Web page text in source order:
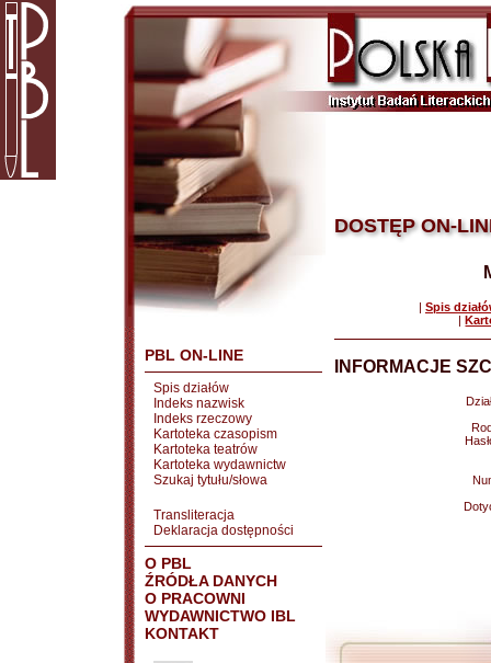
PBL ON-LINE
Spis działów
Indeks nazwisk
Indeks rzeczowy
Kartoteka czasopism
Kartoteka teatrów
Kartoteka wydawnictw
Szukaj tytułu/słowa
Transliteracja
Deklaracja dostępności
O PBL
ŹRÓDŁA DANYCH
O PRACOWNI
WYDAWNICTWO IBL
KONTAKT
DOSTĘP ON-
| Spis
|
INFORMACJE